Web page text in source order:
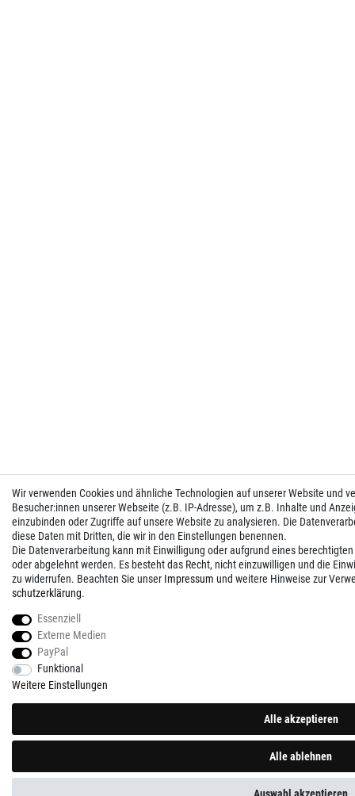
Wir verwenden Cookies und ähnliche Technologien auf unserer Website und
Besucher:innen unserer Webseite (z.B. IP-Adresse), um z.B. Inhalte und
einzubinden oder Zugriffe auf unsere Website zu analysieren. Die
diese Daten mit Dritten, die wir in den Einstellungen benennen.
Die Datenverarbeitung kann mit Einwilligung oder aufgrund eines
oder abgelehnt werden. Es besteht das Recht, nicht einzuwilligen und die
zu widerrufen. Beachten Sie unser Impressum und weitere Hinweise zur
schutz­erklärung.
Essenziell
Externe Medien
PayPal
Funktional
Weitere Einstellungen
Alle akzeptieren
Alle ablehnen
Auswahl akzeptieren